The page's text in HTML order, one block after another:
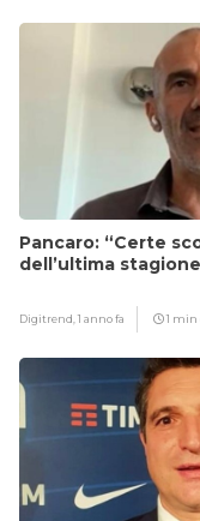
Pancaro: “Certe
dell’ultima
Digitrend,1 anno fa 1 min